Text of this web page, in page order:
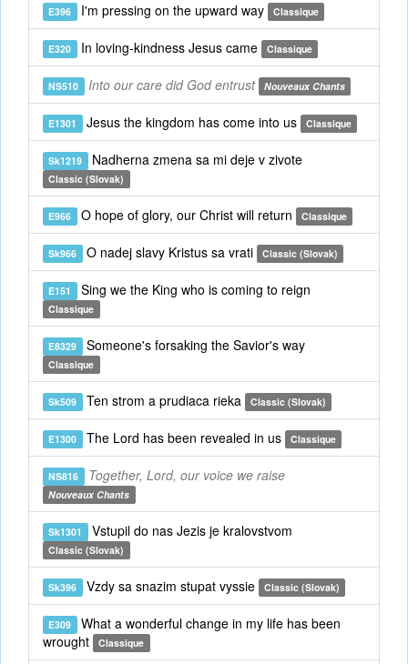
E396 I'm pressing on the upward way Classique
E320 In loving-kindness Jesus came Classique
NS510 Into our care did God entrust Nouveaux Chants
E1301 Jesus the kingdom has come into us Classique
Sk1219 Nadherna zmena sa mi deje v zivote
Classic (Slovak)
E966 O hope of glory, our Christ will return Classique
Sk966 O nadej slavy Kristus sa vrati Classic (Slovak)
E151 Sing we the King who is coming to reign
Classique
E8329 Someone's forsaking the Savior's way
Classique
Sk509 Ten strom a prudiaca rieka Classic (Slovak)
E1300 The Lord has been revealed in us Classique
NS816 Together, Lord, our voice we raise
Nouveaux Chants
Sk1301 Vstupil do nas Jezis je kralovstvom
Classic (Slovak)
Sk396 Vzdy sa snazim stupat vyssie Classic (Slovak)
E309 What a wonderful change in my life has been
wrought
Classique